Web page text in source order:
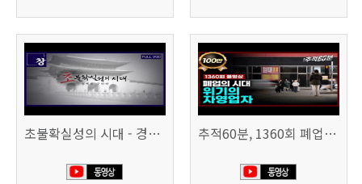
초불확실성의 시대 - 경제를 구하라 494회 (KBS 25.2.11) 추적60분, 1360회 폐업의 시대, 위기의 자영업자